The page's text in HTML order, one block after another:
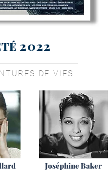
2022
DE VIES
Joséphine Baker